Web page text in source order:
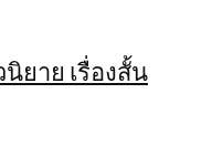
ยาย เรื่องสั้น